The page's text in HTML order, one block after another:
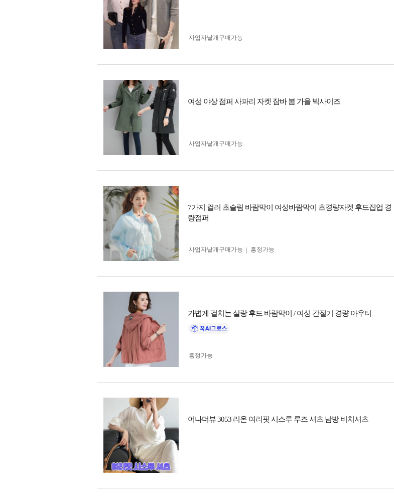
사업자 낱개구매가능
여성 야상 점퍼 사파리 자켓 잠바 봄 가을 빅사이즈
사업자 낱개구매가능
7가지 컬러 초슬림 바람막이 여성바람막이 초경량자켓 후드집업 경
량점퍼
사업자 낱개구매가능 흥정가능
가볍게 걸치는 살랑 후드 바람막이 / 여성 간절기 경량 아우터
흥정가능
어나더뷰 3053 리온 여리핏 시스루 루즈 셔츠 남방 비치셔츠